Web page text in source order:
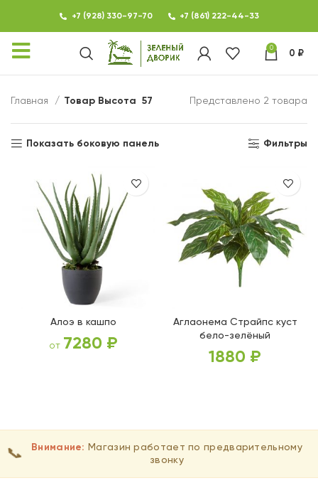
+7 (928) 330-97-70 +7 (861) 222-44-33
0
0 ₽
Главная Товар Высота 57 Представлено 2 товара
Показать боковую панель Фильтры
Алоэ в кашпо
от 7280 ₽
Аглаонема Страйпс куст
бело-зелёный
1880 ₽
📞 Внимание: Магазин работает по предварительному
звонку
НОВОСТИ
КОНТАКТЫ
О МАГАЗИНЕ ЗЕЛЕНЫЙ
ДВОРИК